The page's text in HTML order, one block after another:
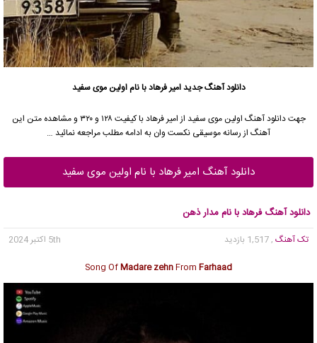
دانلود آهنگ جدیدامیر فرهاد با نام اولین موی سفید
جهت دانلود آهنگ اولین موی سفید از امیر فرهاد با کیفیت ۱۲۸ و ۳۲۰ و مشاهده متن این
آهنگ از رسانه موسیقی نکست وان به ادامه مطلب مراجعه نمائید …
دانلود آهنگ امیر فرهاد با نام اولین موی سفید
دانلود آهنگ فرهاد با نام مدار ذهن
تک آهنگ , 1,517 بازدید
5th اکتبر 2024
Song OfMadare zehnFrom Farhaad